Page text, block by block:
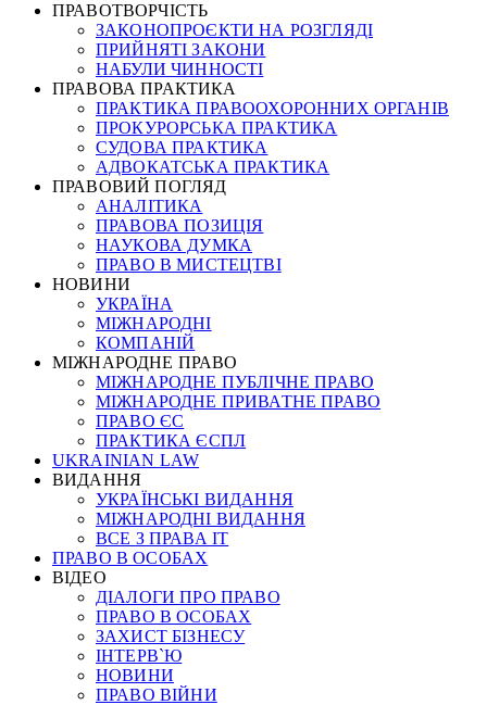
ПРАВОТВОРЧІСТЬ
ЗАКОНОПРОЄКТИ НА РОЗГЛЯДІ
ПРИЙНЯТІ ЗАКОНИ
НАБУЛИ ЧИННОСТІ
ПРАВОВА ПРАКТИКА
ПРАКТИКА ПРАВООХОРОННИХ ОРГАНІВ
ПРОКУРОРСЬКА ПРАКТИКА
СУДОВА ПРАКТИКА
АДВОКАТСЬКА ПРАКТИКА
ПРАВОВИЙ ПОГЛЯД
АНАЛІТИКА
ПРАВОВА ПОЗИЦІЯ
НАУКОВА ДУМКА
ПРАВО В МИСТЕЦТВІ
НОВИНИ
УКРАЇНА
МІЖНАРОДНІ
КОМПАНІЙ
МІЖНАРОДНЕ ПРАВО
МІЖНАРОДНЕ ПУБЛІЧНЕ ПРАВО
МІЖНАРОДНЕ ПРИВАТНЕ ПРАВО
ПРАВО ЄС
ПРАКТИКА ЄСПЛ
UKRAINIAN LAW
ВИДАННЯ
УКРАЇНСЬКІ ВИДАННЯ
МІЖНАРОДНІ ВИДАННЯ
ВСЕ З ПРАВА ІТ
ПРАВО В ОСОБАХ
ВІДЕО
ДІАЛОГИ ПРО ПРАВО
ПРАВО В ОСОБАХ
ЗАХИСТ БІЗНЕСУ
ІНТЕРВ`Ю
НОВИНИ
ПРАВО ВІЙНИ